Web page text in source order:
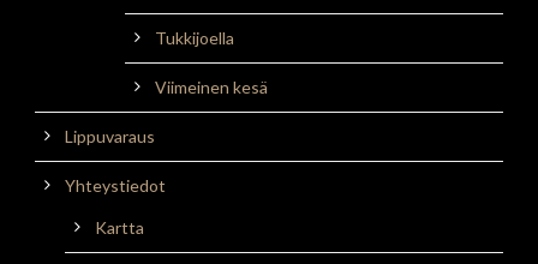
Tukkijoella
Viimeinen kesä
Lippuvaraus
Yhteystiedot
Kartta